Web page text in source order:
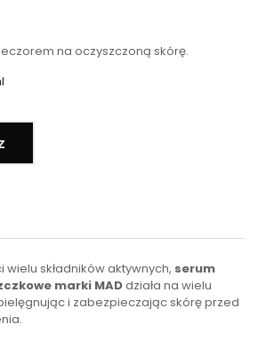
na oczyszczoną skórę.
wielu składników aktywnych, serum
marki MADdziała na wielu
i zabezpieczając skórę przed